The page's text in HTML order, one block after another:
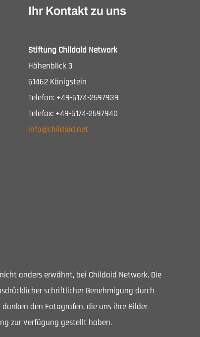
Ihr Kontakt zu uns
Stiftung Childaid Network
Höhenblick 3
61462 Königstein
Telefon: +49-6174-2597939
Telefax: +49-6174-2597940
info@childaid.net
anders erwähnt, bei Childaid Network. Die
schriftlicher Genehmigung durch
den Fotografen, die uns ihre Bilder
zur Verfügung gestellt haben.